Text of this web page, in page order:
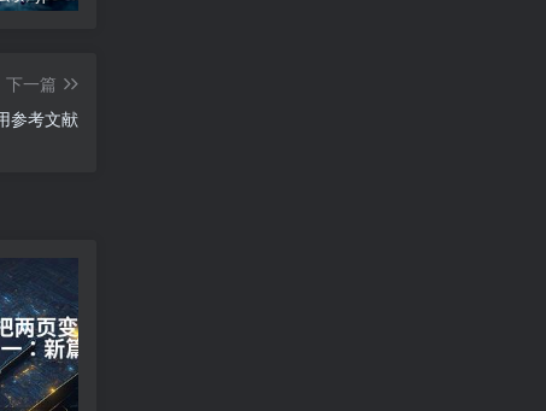
下一篇
参考文献